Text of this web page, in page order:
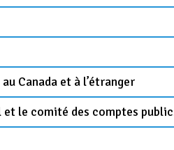
Canada et à l’étranger
et le comité des comptes